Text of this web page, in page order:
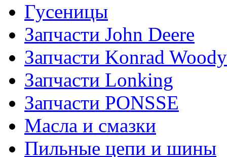
Гусеницы
Запчасти John Deere
Запчасти Konrad Woody
Запчасти Lonking
Запчасти PONSSE
Масла и смазки
Пильные цепи и шины